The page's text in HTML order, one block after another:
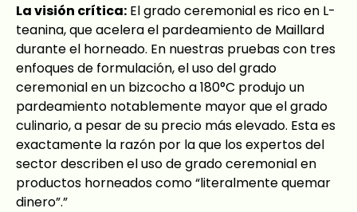
La visión crítica: El grado ceremonial es rico en L-
teanina, que acelera el pardeamiento de Maillard
durante el horneado. En nuestras pruebas con tres
enfoques de formulación, el uso del grado
ceremonial en un bizcocho a 180°C produjo un
pardeamiento notablemente mayor que el grado
culinario, a pesar de su precio más elevado. Esta es
exactamente la razón por la que los expertos del
sector describen el uso de grado ceremonial en
productos horneados como “literalmente quemar
dinero”.”